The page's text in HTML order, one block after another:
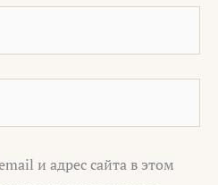
и адрес сайта в этом